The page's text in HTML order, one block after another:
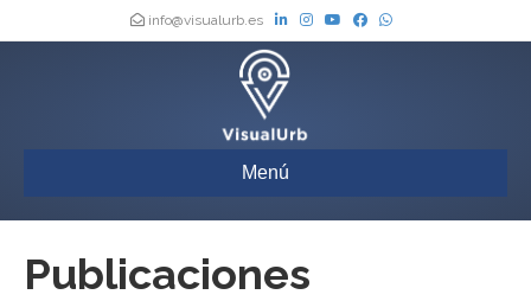
info@visualurb.es
Menú
Publicaciones